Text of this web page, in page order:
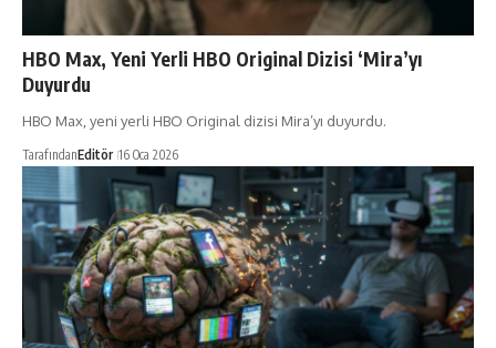
HBO Max, Yeni Yerli HBO Original Dizisi ‘Mira’yı
Duyurdu
HBO Max, yeni yerli HBO Original dizisi Mira’yı duyurdu.
TarafındanEditör 16 Oca 2026